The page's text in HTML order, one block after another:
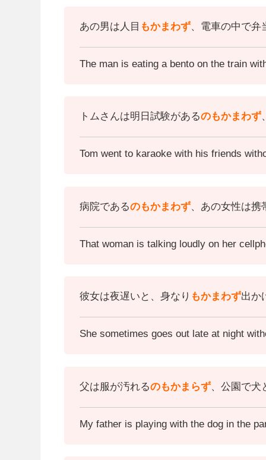
あの男は人目 もかまわず、電車の中で弁
The man is eating a bento on the train
トムさんは明日試験があるのもかまわず
Tom went to karaoke with his friends
病院であるのもかまわず、あの女性は携
That woman is talking loudly on her
彼女は夜遅いと、身なり もかまわず出か
She sometimes goes out late at night
父は服が汚れるのもかまらず、公園で犬
My father is playing with the dog in the